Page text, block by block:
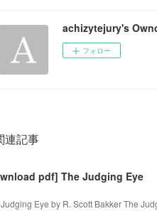
achizytejury's
フォロー
連記事
pdf] The Judging Eye
Eye by R. Scott Bakker The